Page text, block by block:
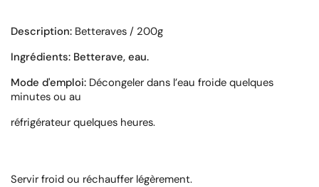
Description: Betteraves / 200g
Ingrédients: Betterave, eau.
Mode d'emploi: Décongeler dans l’eau froide quelques
minutes ou au
réfrigérateur quelques heures.
Servir froid ou réchauffer légèrement.